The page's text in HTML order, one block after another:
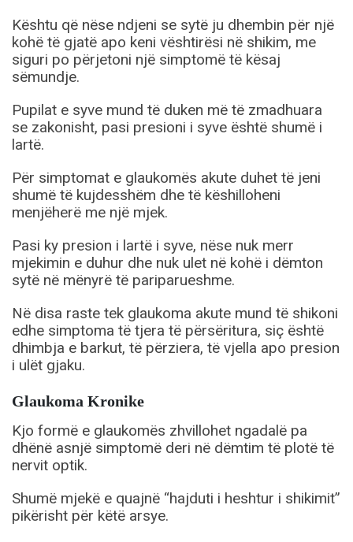
Kështu që nëse ndjeni se sytë ju dhembin për një
kohë të gjatë apo keni vështirësi në shikim, me
siguri po përjetoni një simptomë të kësaj
sëmundje.
Pupilat e syve mund të duken më të zmadhuara
se zakonisht, pasi presioni i syve është shumë i
lartë.
Për simptomat e glaukomës akute duhet të jeni
shumë të kujdesshëm dhe të këshilloheni
menjëherë me një mjek.
Pasi ky presion i lartë i syve, nëse nuk merr
mjekimin e duhur dhe nuk ulet në kohë i dëmton
sytë në mënyrë të pariparueshme.
Në disa raste tek glaukoma akute mund të shikoni
edhe simptoma të tjera të përsëritura, siç është
dhimbja e barkut, të përziera, të vjella apo presion
i ulët gjaku.
Glaukoma Kronike
Kjo formë e glaukomës zhvillohet ngadalë pa
dhënë asnjë simptomë deri në dëmtim të plotë të
nervit optik.
Shumë mjekë e quajnë “hajduti i heshtur i shikimit”
pikërisht për këtë arsye.